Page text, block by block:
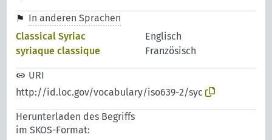
In anderen Sprachen
Classical Syriac
Englisch
syriaque classique
Französisch
URI
http://id.loc.gov/vocabulary/iso639-2/syc
Herunterladen des Begriffs
im SKOS-Format: